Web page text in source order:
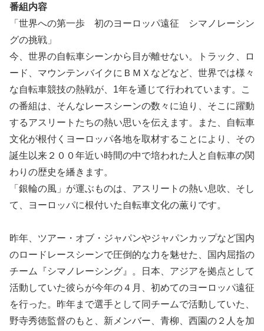
番組内容
「世界への第一歩 初のヨーロッパ遠征 シマノレーシン
グの挑戦」
今、世界の自転車シーンから目が離せない。トラック、ロ
ード、マウンテンバイクにＢＭＸなどなど、世界では様々
な自転車競技の熱戦が、1年を通じて行われています。こ
の番組は、そんなレースシーンの数々に迫り、そこに躍動
するアスリートたちの熱い思いを伝えます。また、自転車
文化が根付くヨーロッパ各地を取材することにより、その
誕生以来２００年近い時間の中で培われた人と自転車の関
わりの歴史を繙きます。
「銀輪の風」が運ぶものは、アスリートの熱い息吹、そし
て、ヨーロッパに根付いた自転車文化の薫りです。
昨年、ツアー・オブ・ジャパンやジャパンカップなど国内
のロードレースシーンで圧倒的な力を魅せた、国内屈指の
チーム『シマノレーシング』。日本、アジアを拠点として
活動していた彼らが今年の４月、初めてのヨーロッパ遠征
を行った。昨年まで選手として同チームで活動していた、
野寺秀徳監督のもと、新メンバー、青柳、西園の２人を加